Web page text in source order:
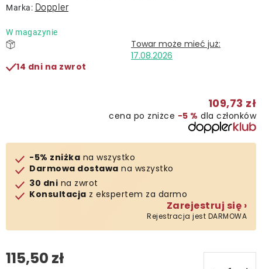
O nas
Marka: Doppler
W magazynie
17.08.2026
14 dni na zwrot
109,73 zł
cena po zniżce −5 % dla członków
-5% zniżka na wszystko
Darmowa dostawa na wszystko
30 dni na zwrot
Konsultacja z ekspertem za darmo
Zarejestruj się ›
Rejestracja jest DARMOWA
115,50 zł